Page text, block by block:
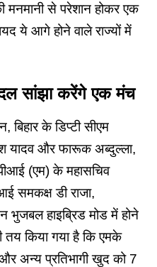
मनमानी से परेशान होकर एक
ये आगे होने वाले राज्यों में
दल सांझा करेंगे एक मंच
के डिप्टी सीएम
यादव और फारूक अब्दुल्ला,
(एम) के महासचिव
समकक्ष डी राजा,
भुजबल हाइब्रिड मोड में होने
तय किया गया है कि एमके
अन्य प्रतिभागी खुद को 7